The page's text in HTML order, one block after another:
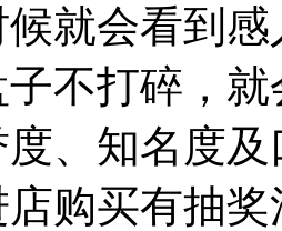
就会看到
不打碎，
、知名度
购买有抽奖